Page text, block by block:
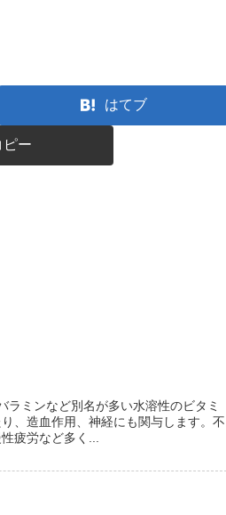
はてブ
ピー
ラミンなど別名が多い水溶性のビタミ
、造血作用、神経にも関与します。不
疲労など多く...